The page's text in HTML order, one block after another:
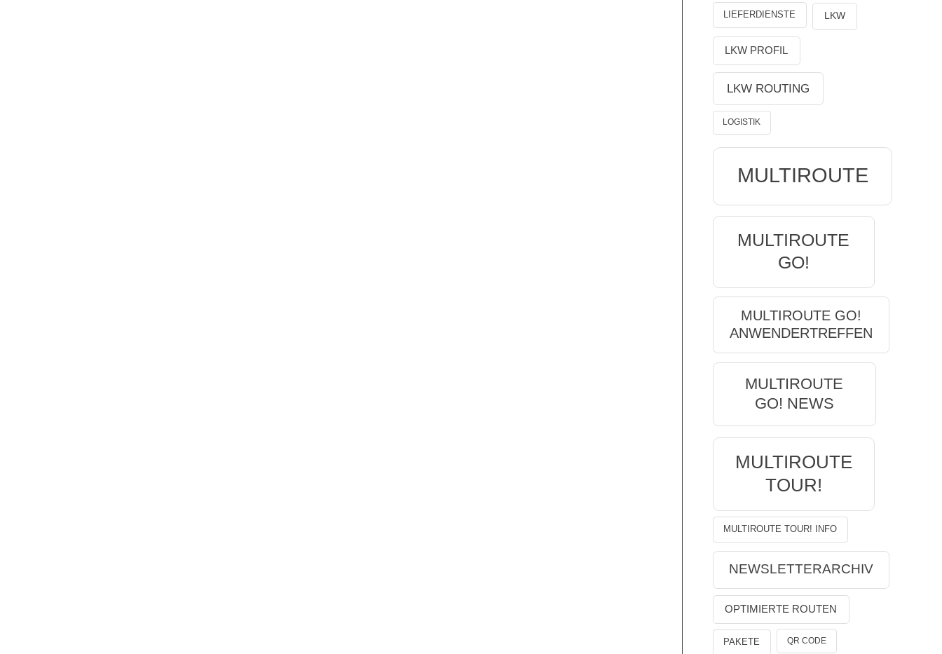
LIEFERDIENSTE LKW
LKW PROFIL
LKW ROUTING
LOGISTIK
MULTIROUTE
MULTIROUTE
GO!
MULTIROUTE GO!
ANWENDERTREFFEN
MULTIROUTE
GO! NEWS
MULTIROUTE
TOUR!
MULTIROUTE TOUR! INFO
NEWSLETTERARCHIV
OPTIMIERTE ROUTEN
PAKETE QR CODE